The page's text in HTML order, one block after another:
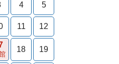
4 5
11 12
18 19